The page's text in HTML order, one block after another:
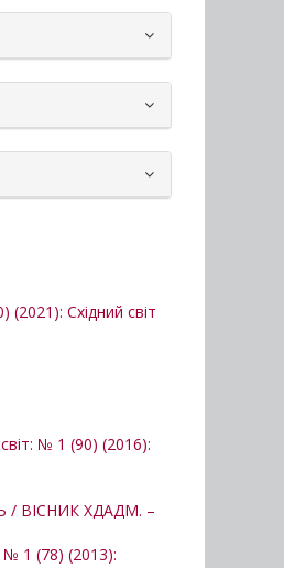
(2021): Східний світ
№ 1 (90) (2016):
/ ВІСНИК ХДАДМ. –
№ 1 (78) (2013):